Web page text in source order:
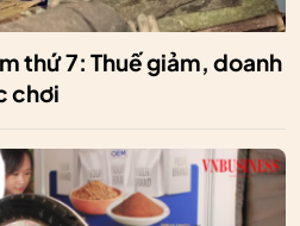
thứ 7: Thuế giảm, doanh
chơi